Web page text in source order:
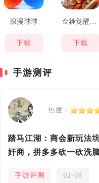
浪漫球球
下载
金箍觉醒大闹天宫
下载
手游测评
热度：
踏马江湖：商会新玩法
奸商，拼多多砍一砍洗
手游评测 02-08